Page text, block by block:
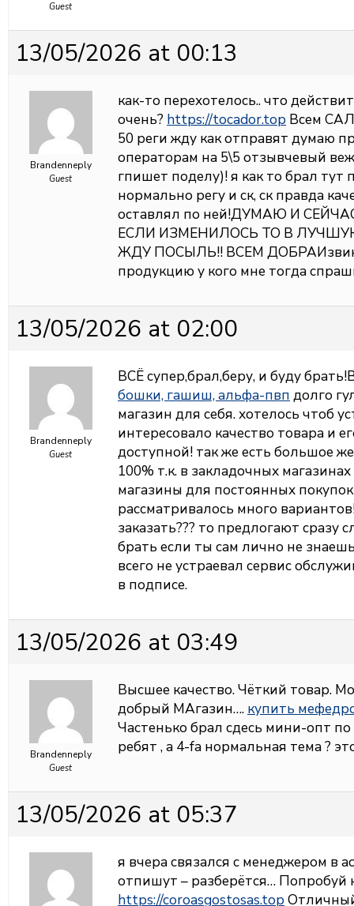
Guest
13/05/2026 at 00:13
Brandenneply
Guest
как-то перехотелось.. что
очень? https://tocador.top Всем
50 реги жду как отправят думаю
операторам на 5\5 отзывчевый
гпишет поделу)! я как то брал тут
нормально регу и ск, ск правда
оставлял по ней!ДУМАЮ И
ЕСЛИ ИЗМЕНИЛОСЬ ТО В
ЖДУ ПОСЫЛЬ!! ВСЕМ
продукцию у кого мне тогда
13/05/2026 at 02:00
Brandenneply
Guest
ВСЁ супер,брал,беру, и буду
бошки, гашиш, альфа-пвп долго
магазин для себя. хотелось чтоб
интересовало качество товара и
доступной! так же есть большое
100% т.к. в закладочных
магазины для постоянных
рассматривалось много
заказать??? то предлогают сразу
брать если ты сам лично не
всего не устраевал сервис
в подписе.
13/05/2026 at 03:49
Brandenneply
Guest
Высшее качество. Чёткий товар.
добрый МАгазин…. купить
Частенько брал сдесь мини-опт
ребят , а 4-fa нормальная тема ?
13/05/2026 at 05:37
я вчера связался с менеджером в
отпишут – разберётся…
https://coroasgostosas.top